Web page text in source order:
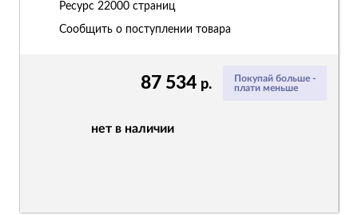
Покупай больше -
плати меньше
87 534 р.
нет в наличии
Ресурс 22000 страниц
Сообщить о поступлении товара